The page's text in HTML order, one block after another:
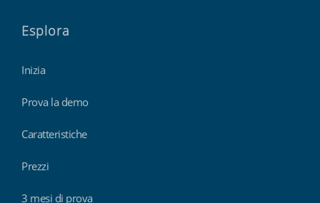
Esplora
Inizia
Prova la demo
Caratteristiche
Prezzi
3 mesi di prova